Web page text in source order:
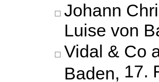
Johann
Luise von
Vidal & Co
Baden, 17.